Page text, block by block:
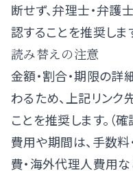
断せず、弁理士・弁護
認することを推奨しま
読み替えの注意
金額・割合・期限の
わるため、上記リンク
ことを推奨します。（
費用や期間は、手数料
費・海外代理人費用